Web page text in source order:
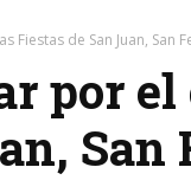
de San Juan, San
por
San